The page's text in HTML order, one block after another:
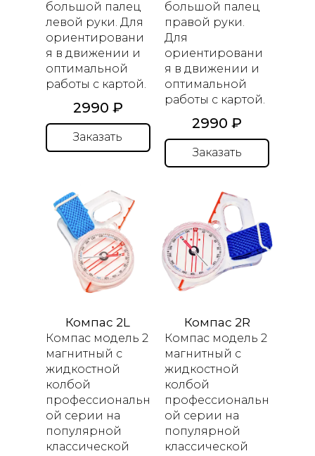
большой палец
левой руки. Для
ориентировани
я в движении и
оптимальной
работы с картой.
2990 ₽
Заказать
большой палец
правой руки.
Для
ориентировани
я в движении и
оптимальной
работы с картой.
2990 ₽
Заказать
Компас 2L
Компас модель 2
магнитный с
жидкостной
колбой
профессиональн
ой серии на
популярной
классической
Компас 2R
Компас модель 2
магнитный с
жидкостной
колбой
профессиональн
ой серии на
популярной
классической